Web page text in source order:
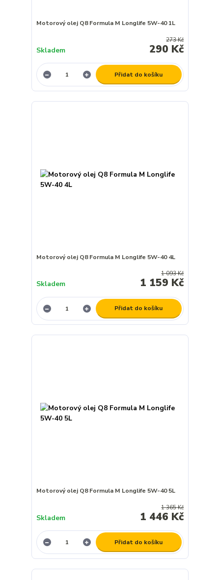
Motorový olej Q8 Formula M Longlife 5W-40 1L
273 Kč
290 Kč
Skladem
Přidat do košíku
Motorový olej Q8 Formula M Longlife 5W-40 4L
1 093 Kč
1 159 Kč
Skladem
Přidat do košíku
Motorový olej Q8 Formula M Longlife 5W-40 5L
1 365 Kč
1 446 Kč
Skladem
Přidat do košíku